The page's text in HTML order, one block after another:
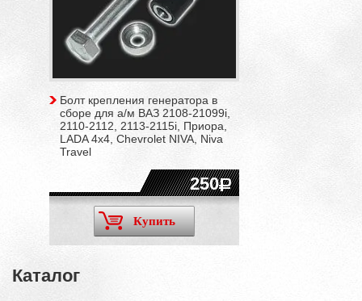
Болт крепления генератора в
сборе для а/м ВАЗ 2108-21099i,
2110-2112, 2113-2115i, Приора,
LADA 4x4, Chevrolet NIVA, Niva
Travel
250
Купить
Каталог